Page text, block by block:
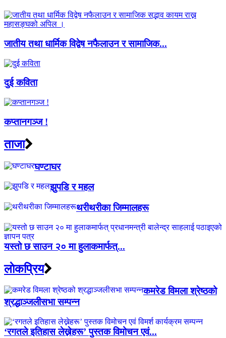
जातीय तथा धार्मिक विद्वेष नफैलाउन र सामाजिक...
दुई कविता
कप्तानगञ्ज !
ताजा
घण्टाघर
झुपडि र महल
थरीथरीका जिम्मालहरू
यस्तो छ साउन २० मा हुलाकमार्फत्...
लाेकप्रिय
कमरेड विमला श्रेष्ठको
श्रद्धाञ्जलीसभा सम्पन्न
‘रगतले इतिहास लेख्नेहरू’ पुस्तक विमोचन एवं...